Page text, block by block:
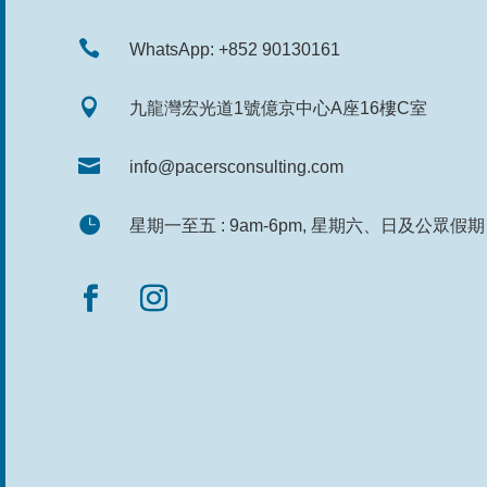
 WhatsApp: +852 90130161
 九龍灣宏光道1號億京中心A座16樓C室
 info@pacersconsulting.com
 星期一至五 : 9am-6pm, 星期六、日及公眾假